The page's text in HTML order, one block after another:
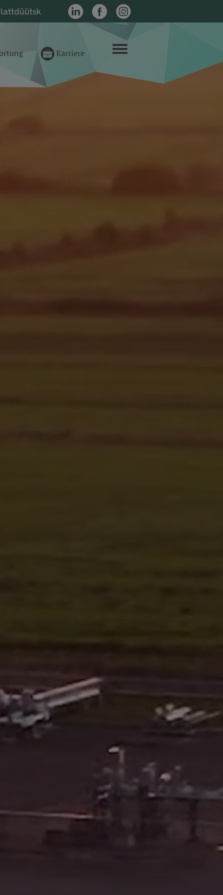
LinkedInFacebookInstagram
Karriere
Menü